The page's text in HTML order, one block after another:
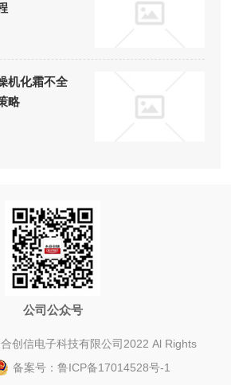
机化霜不全
略
公司公众号
创信电子科技有限公司2022 Al Rights
备案号： 鲁ICP备17014528号-1